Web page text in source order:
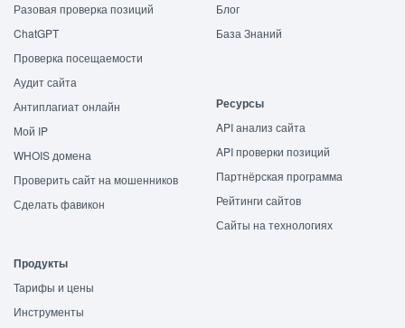
Разовая проверка позиций
ChatGPT
Проверка посещаемости
Аудит сайта
Антиплагиат онлайн
Мой IP
WHOIS домена
Проверить сайт на мошенников
Сделать фавикон
Блог
База Знаний
Ресурсы
API анализ сайта
API проверки позиций
Партнёрская программа
Рейтинги сайтов
Сайты на технологиях
Продукты
Тарифы и цены
Инструменты